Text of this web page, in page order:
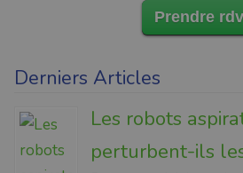
Prendre rdv
Derniers Articles
Les robots
perturbent-ils